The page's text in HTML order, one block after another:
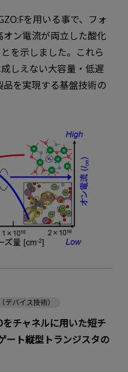
を用いる事で、フォ
ン電流が両立した酸化
を示しました。これら
しえない大容量・低遅
を実現する基盤技術の
チャネルに用いた短チ
ート縦型トランジスタの
デバイス技術）